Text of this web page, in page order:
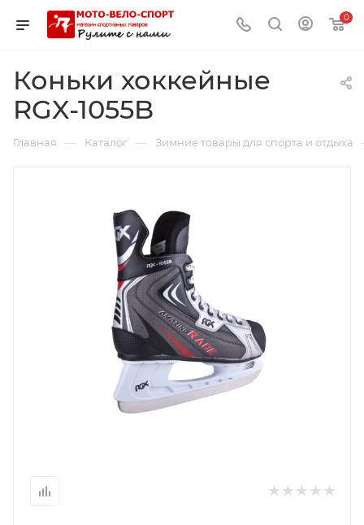
0
Коньки хоккейные
RGX-1055B
Главная — Каталог — Зимние товары для спорта и отдыха